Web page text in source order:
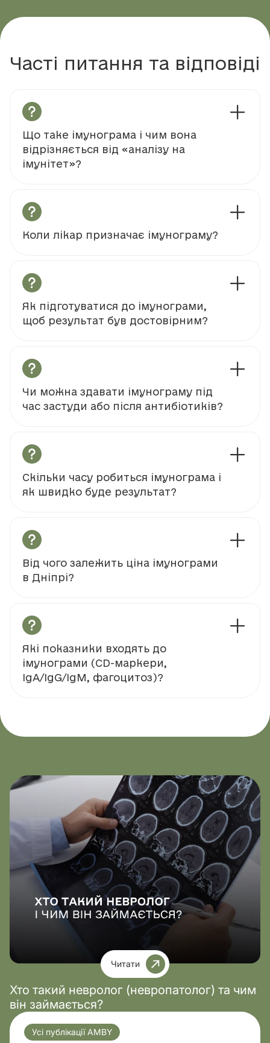
Часті питання та відповіді
Що таке імунограма і чим вона
відрізняється від «аналізу на
імунітет»?
Коли лікар призначає імунограму?
Як підготуватися до імунограми,
щоб результат був достовірним?
Чи можна здавати імунограму під
час застуди або після антибіотиків?
Скільки часу робиться імунограма і
як швидко буде результат?
Від чого залежить ціна імунограми
в Дніпрі?
Які показники входять до
імунограми (CD-маркери,
IgA/IgG/IgM, фагоцитоз)?
Читати
Хто такий невролог (невропатолог) та чим
він займається?
Усі публікації AMBY